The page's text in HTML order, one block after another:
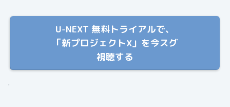
U-NEXT 無料トライアルで、
「新プロジェクトX」を今スグ
視聴する
.